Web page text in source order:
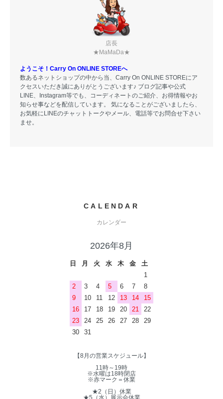
店長
★MaMaDa★
ようこそ！Carry On ONLINE STOREへ
数あるネットショップの中から当、Carry On ONLINE STOREにア
クセスいただき誠にありがとうございます♪ ブログ記事や公式
LINE、Instagram等でも、コーディネートのご紹介、お得情報やお
知らせ事などを配信しています。 気になることがございましたら、
お気軽にLINEのチャットトークやメール、電話等でお問合せ下さい
ませ。
CALENDAR
カレンダー
2026年8月
日 月 火 水 木 金
土
1
2
3 4 5 6 7
8
9
10 11 12 13 14
15
16
17 18 19 20 21
22
23
24 25 26 27 28
29
30
31
【8月の営業スケジュール】
11時～19時
※水曜は18時閉店
※赤マーク＝休業
★2（日）休業
★5（水）展示会休業